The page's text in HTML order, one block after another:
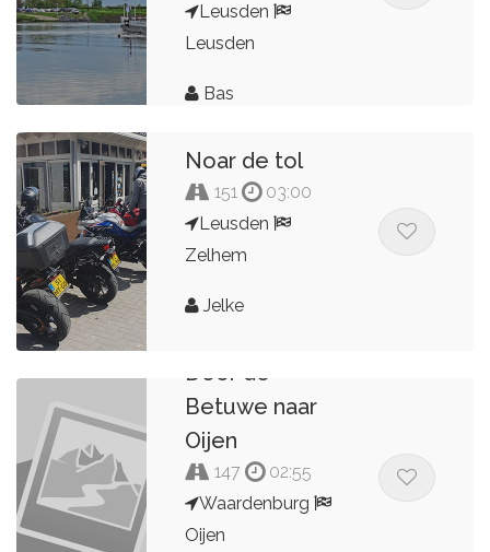
Leusden
Leusden
Bas
Noar de tol
151
03:00
Leusden
Zelhem
Jelke
Door de
Betuwe naar
Oijen
147
02:55
Waardenburg
Oijen